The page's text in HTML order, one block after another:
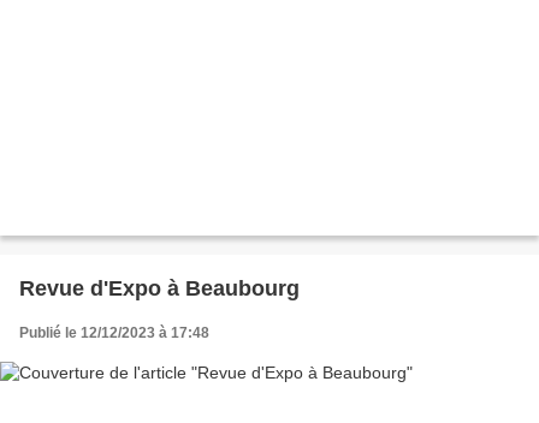
Revue d'Expo à Beaubourg
Publié le 12/12/2023 à 17:48